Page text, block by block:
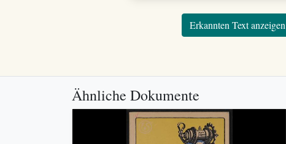
Erkannten Text anzeigen
Ähnliche Dokumente